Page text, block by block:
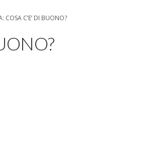
COSA C’E’ DI BUONO?